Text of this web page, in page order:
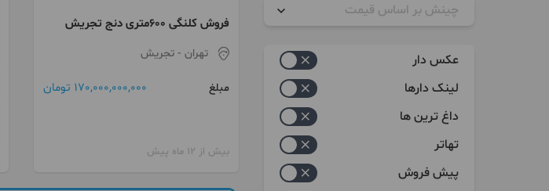
چینش بر اساس قیمت
عکس دار
لینک دارها
داغ ترین ها
تهاتر
پیش فروش
فروش کلنگی ۶۰۰متری دنج تجریش
تهران - تجریش
مبلغ 170,000,000,000 تومان
بیش از 12 ماه پیش